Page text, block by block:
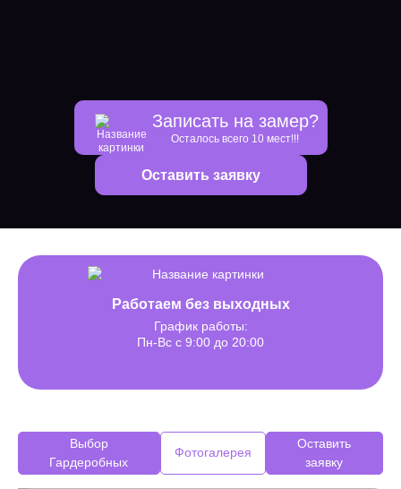
Оставить заявку
Записать на замер?
Осталось всего 10 мест!!!
Работаем без выходных
График работы:
Пн-Вс с 9:00 до 20:00
Выбор
Гардеробных
Фотогалерея
Оставить
заявку